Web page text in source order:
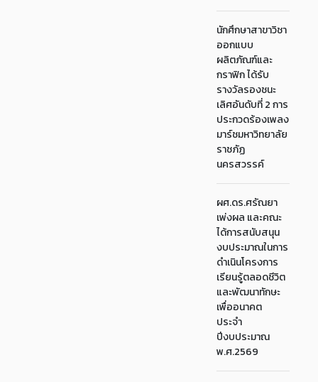
นักศึกษาสาขาวิชา
ออกแบบ
ผลิตภัณฑ์และ
กราฟิก ได้รับ
รางวัลรองชนะ
เลิศอันดับที่ 2 การ
ประกวดร้องเพลง
มาร์ชมหาวิทยาลัย
ราชภัฏ
นครสวรรค์
ผศ.ดร.ศรัณยา
เพ่งผล และคณะ
ได้การสนับสนุน
งบประมาณในการ
ดำเนินโครงการ
เรียนรู้ตลอดชีวิต
และพัฒนาทักษะ
เพื่ออนาคต
ประจำ
ปีงบประมาณ
พ.ศ.2569